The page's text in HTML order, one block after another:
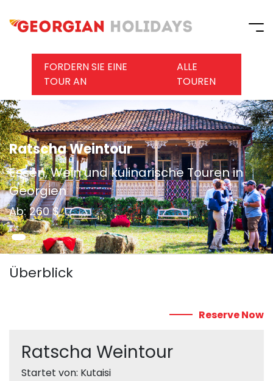
FORDERN SIE EINE
TOUR AN
ALLE
TOUREN
Ratscha Weintour
Essen, Wein und kulinarische Touren in
Georgien
Ab: 260 $
Überblick
Reserve Now
Ratscha Weintour
Startet von: Kutaisi